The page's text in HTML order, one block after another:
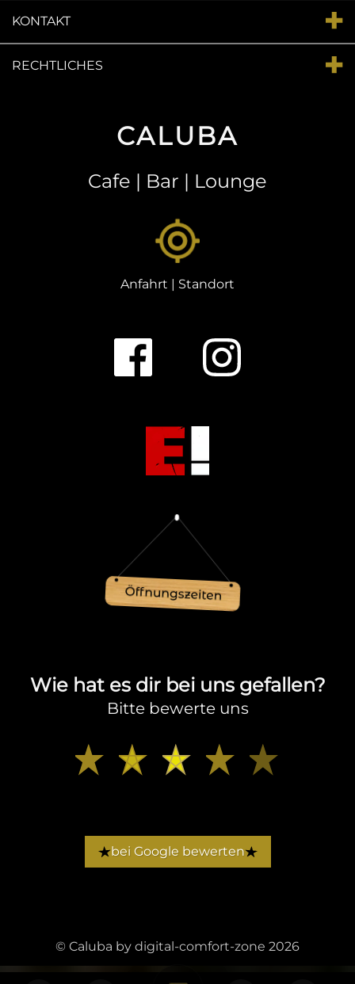
KONTAKT
RECHTLICHES
CALUBA
Cafe | Bar | Lounge
Anfahrt | Standort
Wie hat es dir bei uns gefallen?
Bitte bewerte uns
bei Google bewerten
© Caluba by digital-comfort-zone 2026